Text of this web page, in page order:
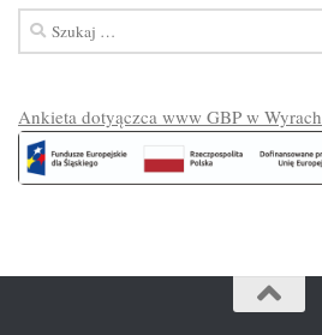
Szukaj:
Ankieta dotyączca www GBP w Wyrach